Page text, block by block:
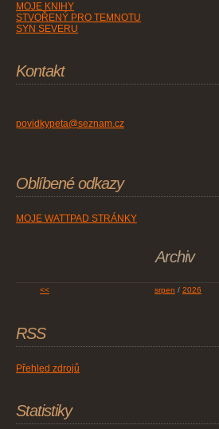
MOJE KNIHY
STVOŘENÝ PRO TEMNOTU
SYN SEVERU
Kontakt
povidkypeta@seznam.cz
Oblíbené odkazy
MOJE WATTPAD STRÁNKY
Archiv
<< srpen / 2026
RSS
Přehled zdrojů
Statistiky